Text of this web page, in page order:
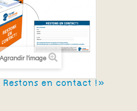
Agrandir l'image
en contact !»